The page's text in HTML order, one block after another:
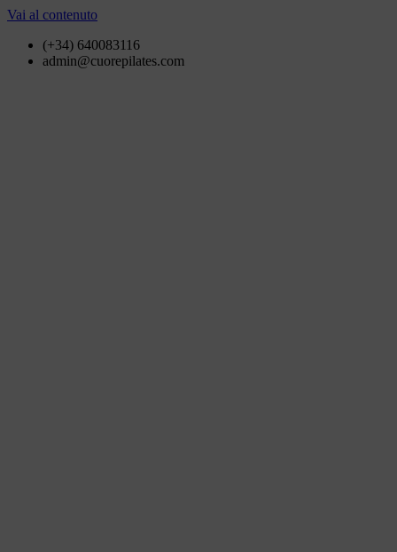
Vai al contenuto
(+34) 640083116
admin@cuorepilates.com